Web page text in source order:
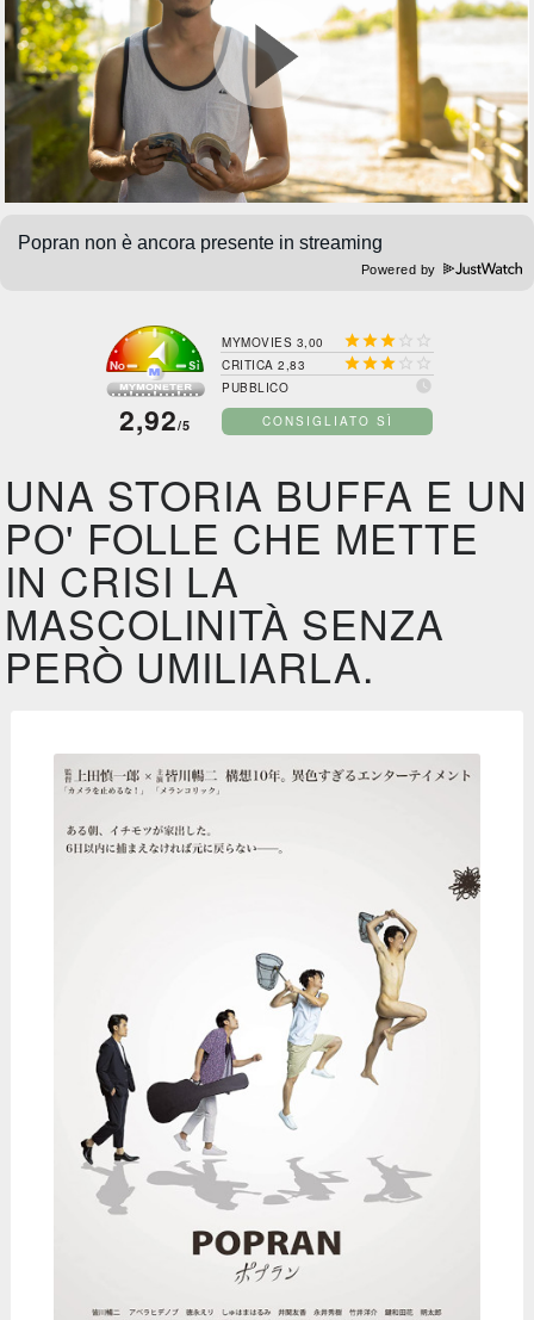
Powered by
2,92/5
MYMOVIES 3,00   
CRITICA 2,83   
PUBBLICO 
CONSIGLIATO SÌ
UNA STORIA BUFFA E UN
PO' FOLLE CHE METTE
IN CRISI LA
MASCOLINITÀ SENZA
PERÒ UMILIARLA.